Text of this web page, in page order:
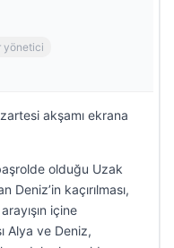
yönetici
akşamı ekrana
olduğu Uzak
kaçırılması,
içine
Alya ve Deniz,